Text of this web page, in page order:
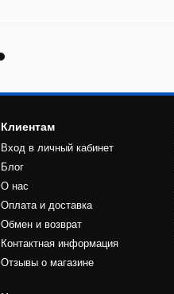
Клиентам
Вход в личный кабинет
Блог
О нас
Оплата и доставка
Обмен и возврат
Контактная информация
Отзывы о магазине